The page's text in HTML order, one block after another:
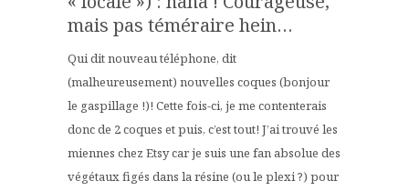
mais pas téméraire hein…
Qui dit nouveau téléphone, dit
(malheureusement) nouvelles coques (bonjour
le gaspillage !)! Cette fois-ci, je me contenterais
donc de 2 coques et puis, c’est tout! J’ai trouvé les
miennes chez Etsy car je suis une fan absolue des
végétaux figés dans la résine (ou le plexi ?) pour